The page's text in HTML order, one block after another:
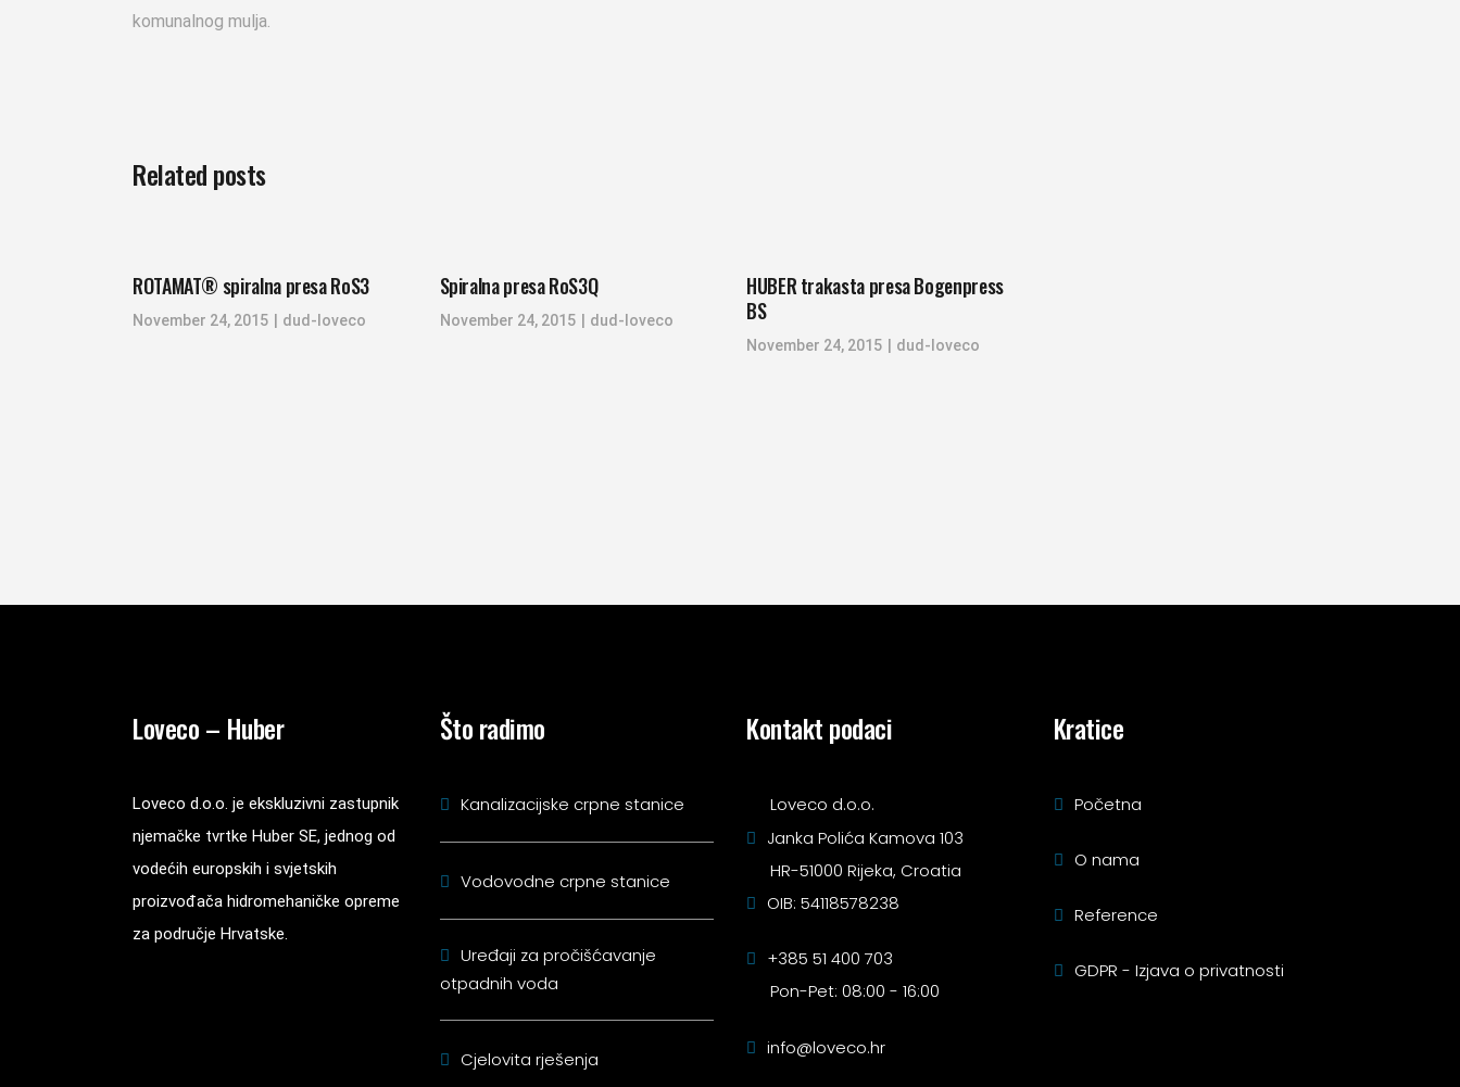
komunalnog mulja.
Related posts
ROTAMAT® spiralna presa RoS3
November 24, 2015 dud-loveco
Spiralna presa RoS3Q
November 24, 2015 dud-loveco
HUBER trakasta presa Bogenpress
BS
November 24, 2015 dud-loveco
Loveco – Huber
Loveco d.o.o. je ekskluzivni zastupnik
njemačke tvrtke Huber SE, jednog od
vodećih europskih i svjetskih
proizvođača hidromehaničke opreme
za područje Hrvatske.
Što radimo
Kanalizacijske crpne stanice
Vodovodne crpne stanice
Uređaji za pročišćavanje
otpadnih voda
Cjelovita rješenja
Kontakt podaci
Loveco d.o.o.
Janka Polića Kamova 103
HR-51000 Rijeka, Croatia
OIB: 54118578238
+385 51 400 703
Pon-Pet: 08:00 - 16:00
info@loveco.hr
Kratice
Početna
O nama
Reference
GDPR - Izjava o privatnosti